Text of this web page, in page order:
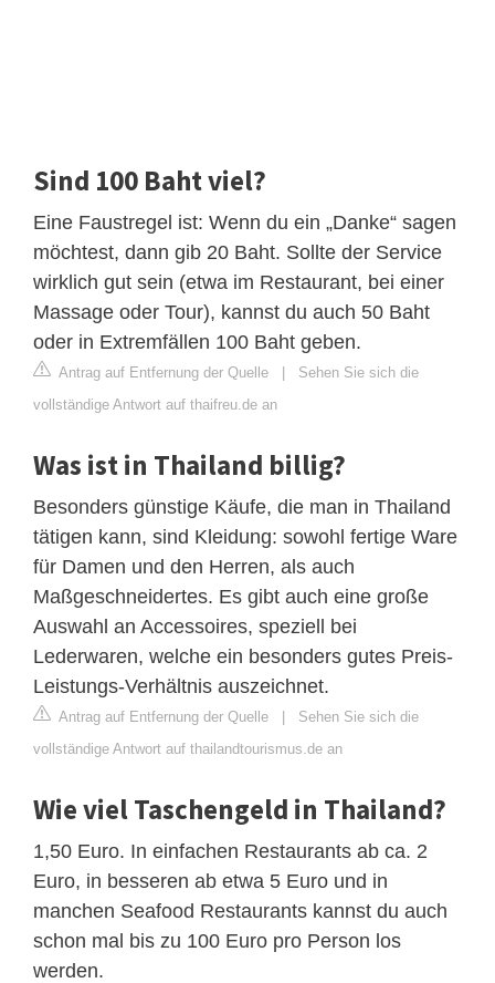
Sind 100 Baht viel?
Eine Faustregel ist: Wenn du ein „Danke“ sagen
möchtest, dann gib 20 Baht. Sollte der Service
wirklich gut sein (etwa im Restaurant, bei einer
Massage oder Tour), kannst du auch 50 Baht
oder in Extremfällen 100 Baht geben.
Antrag auf Entfernung der Quelle | Sehen Sie sich die
vollständige Antwort auf thaifreu.de an
Was ist in Thailand billig?
Besonders günstige Käufe, die man in Thailand
tätigen kann, sind Kleidung: sowohl fertige Ware
für Damen und den Herren, als auch
Maßgeschneidertes. Es gibt auch eine große
Auswahl an Accessoires, speziell bei
Lederwaren, welche ein besonders gutes Preis-
Leistungs-Verhältnis auszeichnet.
Antrag auf Entfernung der Quelle | Sehen Sie sich die
vollständige Antwort auf thailandtourismus.de an
Wie viel Taschengeld in Thailand?
1,50 Euro. In einfachen Restaurants ab ca. 2
Euro, in besseren ab etwa 5 Euro und in
manchen Seafood Restaurants kannst du auch
schon mal bis zu 100 Euro pro Person los
werden.